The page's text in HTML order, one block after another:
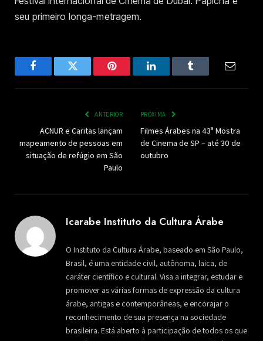
seu primeiro longa-metragem.
FacebookTwitter Pinterest LinkedInTumblr Email
ANTERIOR
ACNUR e Caritas lançam
mapeamento de pessoas em
situação de refúgio em São
Paulo
PRÓXIMA
Filmes Árabes na 43ª Mostra
de Cinema de SP – até 30 de
outubro
Icarabe Instituto da Cultura Árabe
O Instituto da Cultura Árabe, baseado em São Paulo,
Brasil, é uma entidade civil, autônoma, laica, de
caráter científico e cultural. Visa a integrar, estudar e
promover as várias formas de expressão da cultura
árabe, antigas e contemporâneas, e encorajar o
reconhecimento de sua presença na sociedade
brasileira. Está aberto à participação de todos os que